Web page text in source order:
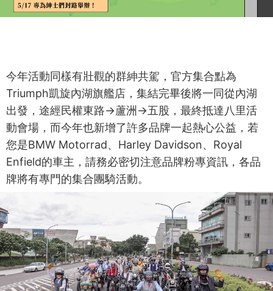
今年活動同樣有壯觀的群紳共駕，官方集合點為
Triumph凱旋內湖旗艦店，集結完畢後將一同從內湖
出發，途經民權東路→蘆洲→五股，最終抵達八里活
動會場，而今年也新增了許多品牌一起熱心公益，若
您是BMW Motorrad、Harley Davidson、Royal
Enfield的車主，請務必密切注意品牌粉專資訊，各品
牌將有專門的集合團騎活動。